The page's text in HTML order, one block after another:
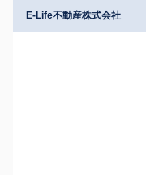
E-Life不動産株式会社